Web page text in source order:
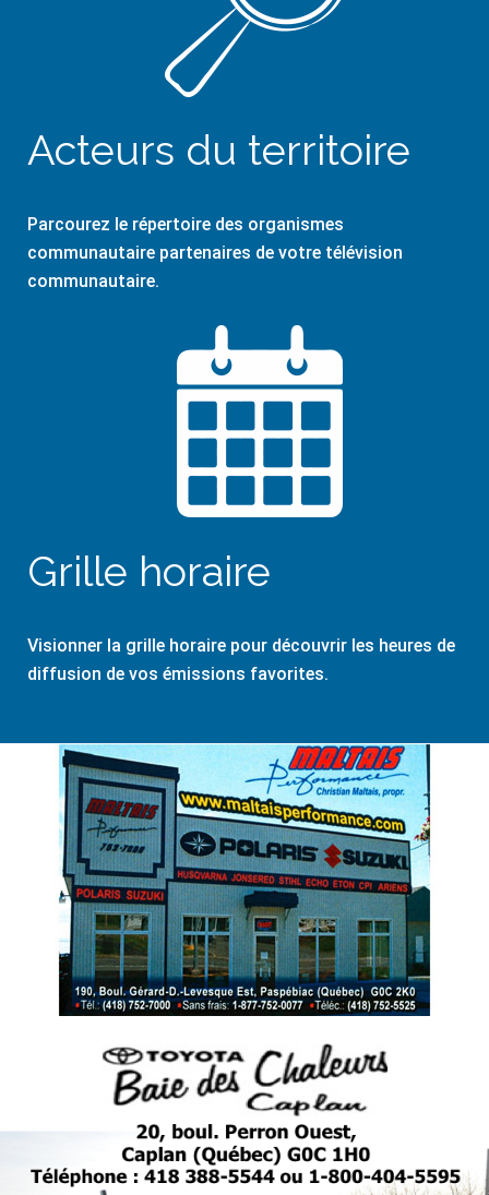
Acteurs du territoire
Parcourez le répertoire des organismes
communautaire partenaires de votre télévision
communautaire.
Grille horaire
Visionner la grille horaire pour découvrir les heures de
diffusion de vos émissions favorites.